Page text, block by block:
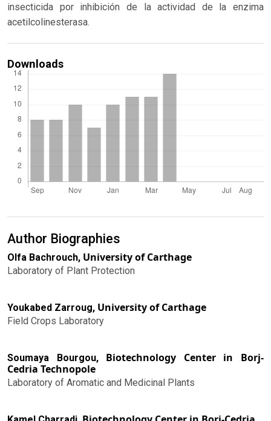
insecticida por inhibición de la actividad de la enzima
acetilcolinesterasa.
Downloads
Author Biographies
Olfa Bachrouch, University of Carthage
Laboratory of Plant Protection
Youkabed Zarroug, University of Carthage
Field Crops Laboratory
Soumaya Bourgou, Biotechnology Center in Borj-
Cedria Technopole
Laboratory of Aromatic and Medicinal Plants